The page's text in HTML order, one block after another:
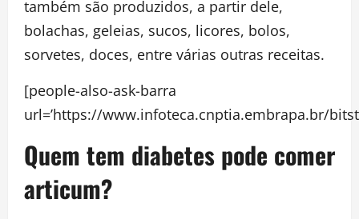
também são produzidos, a partir dele,
bolachas, geleias, sucos, licores, bolos,
sorvetes, doces, entre várias outras receitas.
[people-also-ask-barra
url=’https://www.infoteca.cnptia.embrapa.br/
Quem tem diabetes pode comer
articum?